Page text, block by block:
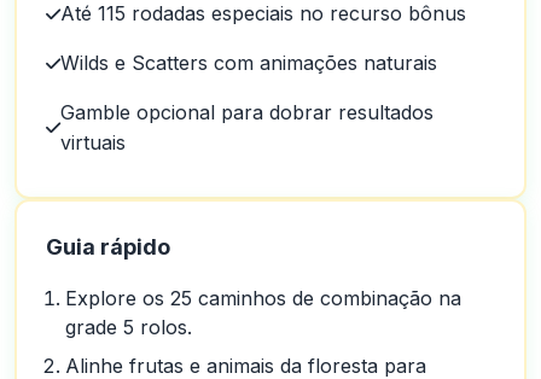
Até 115 rodadas especiais no recurso bônus
Wilds e Scatters com animações naturais
Gamble opcional para dobrar resultados
virtuais
Guia rápido
Explore os 25 caminhos de combinação na
grade 5 rolos.
Alinhe frutas e animais da floresta para